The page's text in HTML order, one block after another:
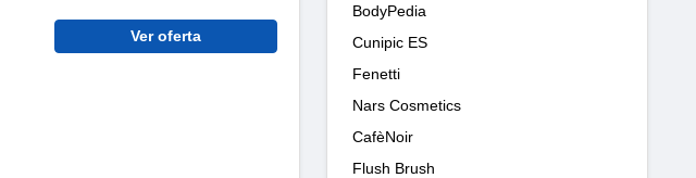
Ver oferta
BodyPedia
Cunipic ES
Fenetti
Nars Cosmetics
CafèNoir
Flush Brush